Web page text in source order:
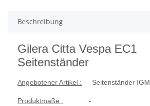
Beschreibung
Gilera Citta Vespa EC1
Seitenständer
Angebotener Artikel : - Seitenständer IGM
Produktmaße : -